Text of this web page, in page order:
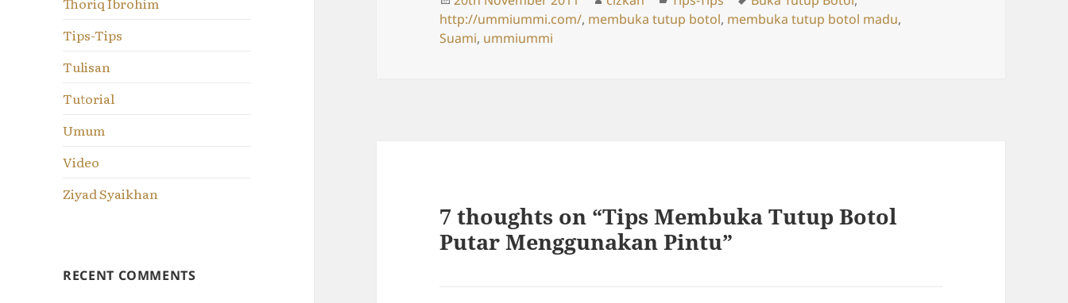
Tips-Tips
Tulisan
Tutorial
Umum
Video
Ziyad Syaikhan
RECENT COMMENTS
on
http://ummiummi.com/, membuka tutup botol, membuka tutup botol madu,
Suami, ummiummi
7 thoughts on “Tips Membuka Tutup Botol
Putar Menggunakan Pintu”